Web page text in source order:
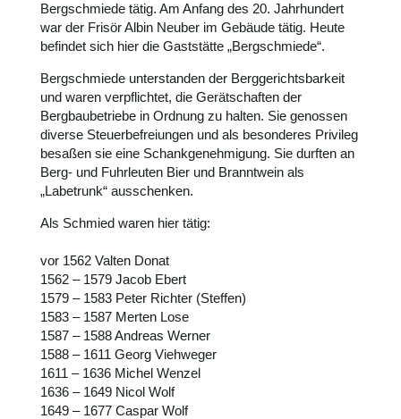
Bergschmiede tätig. Am Anfang des 20. Jahrhundert
war der Frisör Albin Neuber im Gebäude tätig. Heute
befindet sich hier die Gaststätte „Bergschmiede“.
Bergschmiede unterstanden der Berggerichtsbarkeit
und waren verpflichtet, die Gerätschaften der
Bergbaubetriebe in Ordnung zu halten. Sie genossen
diverse Steuerbefreiungen und als besonderes Privileg
besaßen sie eine Schankgenehmigung. Sie durften an
Berg- und Fuhrleuten Bier und Branntwein als
„Labetrunk“ ausschenken.
Als Schmied waren hier tätig:
vor 1562 Valten Donat
1562 – 1579 Jacob Ebert
1579 – 1583 Peter Richter (Steffen)
1583 – 1587 Merten Lose
1587 – 1588 Andreas Werner
1588 – 1611 Georg Viehweger
1611 – 1636 Michel Wenzel
1636 – 1649 Nicol Wolf
1649 – 1677 Caspar Wolf